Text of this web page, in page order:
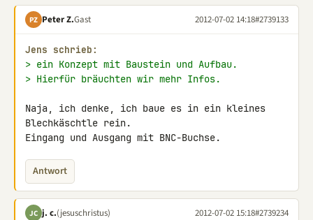
PZ Peter Z.Gast 2012-07-02 14:18#2739133
Jens schrieb:
> ein Konzept mit Baustein und Aufbau.
> Hierfür bräuchten wir mehr Infos.
Naja, ich denke, ich baue es in ein kleines
Blechkäschtle rein.
Eingang und Ausgang mit BNC-Buchse.
Antwort
JC j. c.(jesuschristus) 2012-07-02 15:18#2739234